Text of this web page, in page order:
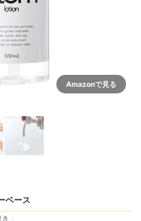
Amazonで見る
ベース